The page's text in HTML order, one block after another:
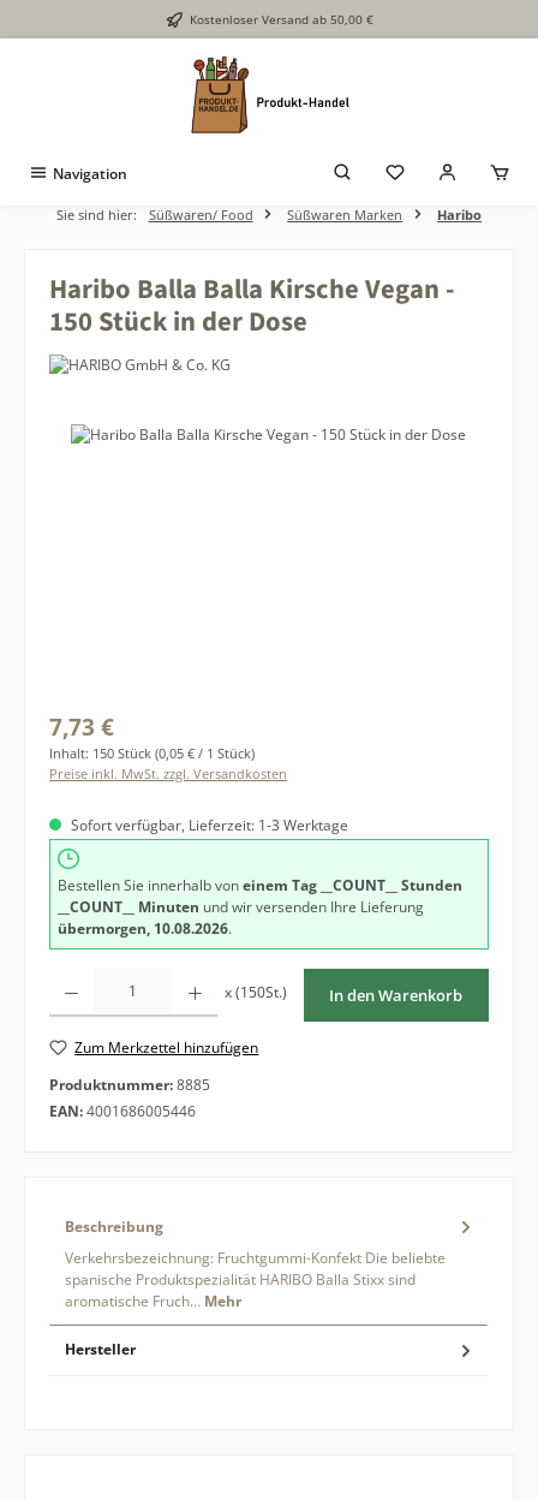
Zum Hauptinhalt springen Kostenloser Versand ab 50,00 €
Navigation
Sie sind hier: Süßwaren/ Food Süßwaren Marken Haribo
Haribo Balla Balla Kirsche Vegan -
150 Stück in der Dose
Bildergalerie überspringen
Regulärer Preis:
7,73 €
Inhalt: 150 Stück (0,05 € / 1 Stück)
Preise inkl. MwSt. zzgl. Versandkosten
Sofort verfügbar, Lieferzeit: 1-3 Werktage
Bestellen Sie innerhalb voneinem Tag
__COUNT__ Stunden
__COUNT__ Minuten und wir versenden Ihre Lieferung
übermorgen, 10.08.2026.
x (150St.) In den Warenkorb
Zum Merkzettel hinzufügen
Produktnummer:8885
EAN:4001686005446
Beschreibung
Verkehrsbezeichnung: Fruchtgummi-Konfekt Die beliebte
spanische Produktspezialität HARIBO Balla Stixx sind
aromatische Fruch… Mehr
Hersteller